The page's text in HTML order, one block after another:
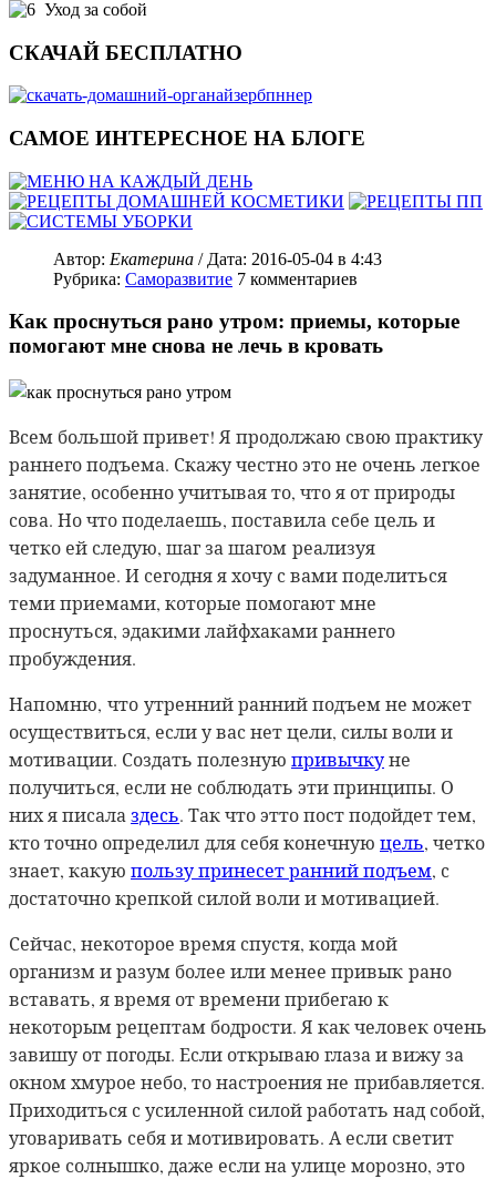
Уход за собой
СКАЧАЙ БЕСПЛАТНО
САМОЕ ИНТЕРЕСНОЕ НА БЛОГЕ
Автор: Екатерина / Дата: 2016-05-04 в 4:43
Рубрика: Саморазвитие 7 комментариев
Как проснуться рано утром: приемы, которые
помогают мне снова не лечь в кровать
Всем большой привет! Я продолжаю свою практику
раннего подъема. Скажу честно это не очень легкое
занятие, особенно учитывая то, что я от природы
сова. Но что поделаешь, поставила себе цель и
четко ей следую, шаг за шагом реализуя
задуманное. И сегодня я хочу с вами поделиться
теми приемами, которые помогают мне
проснуться, эдакими лайфхаками раннего
пробуждения.
Напомню, что утренний ранний подъем не может
осуществиться, если у вас нет цели, силы воли и
мотивации. Создать полезную привычкуне
получиться, если не соблюдать эти принципы. О
них я писала здесь. Так что этто пост подойдет тем,
кто точно определил для себя конечную цель, четко
знает, какую пользу принесет ранний подъем, с
достаточно крепкой силой воли и мотивацией.
Сейчас, некоторое время спустя, когда мой
организм и разум более или менее привык рано
вставать, я время от времени прибегаю к
некоторым рецептам бодрости. Я как человек очень
завишу от погоды. Если открываю глаза и вижу за
окном хмурое небо, то настроения не прибавляется.
Приходиться с усиленной силой работать над собой,
уговаривать себя и мотивировать. А если светит
яркое солнышко, даже если на улице морозно, это